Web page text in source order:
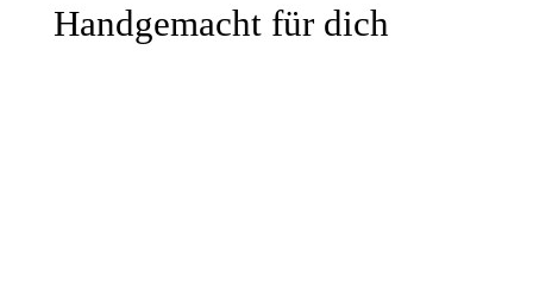
Handgemacht für dich